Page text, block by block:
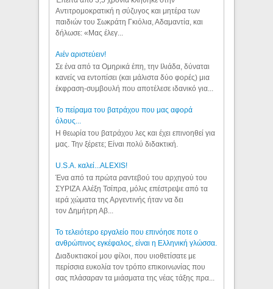
Αντιτρομοκρατική η σύζυγος και μητέρα των
παιδιών του Σωκράτη Γκιόλια, Αδαμαντία, και
δήλωσε: «Μας έλεγ...
Aιέν αριστεύειν!
Σε ένα από τα Ομηρικά έπη, την Ιλιάδα, δύναται
κανείς να εντοπίσει (και μάλιστα δύο φορές) μια
έκφραση-συμβουλή που αποτέλεσε ιδανικό για...
Το πείραμα του βατράχου που μας αφορά
όλους...
Η θεωρία του βατράχου λες και έχει επινοηθεί για
μας. Την ξέρετε; Είναι πολύ διδακτική.
U.S.A. καλεί...ALEXIS!
Ένα από τα πρώτα ραντεβού του αρχηγού του
ΣΥΡΙΖΑ Αλέξη Τσίπρα, μόλις επέστρεψε από τα
ιερά χώματα της Αργεντινής ήταν να δει
τον Δημήτρη Αβ...
Το τελειότερο εργαλείο που επινόησε ποτε ο
ανθρώπινος εγκέφαλος, είναι η Ελληνική γλώσσα.
Διαδυκτιακοί μου φίλοι, που υιοθετίσατε με
περίσσια ευκολία τον τρόπο επικοινωνίας που
σας πλάσαραν τα μιάσματα της νέας τάξης πρα...